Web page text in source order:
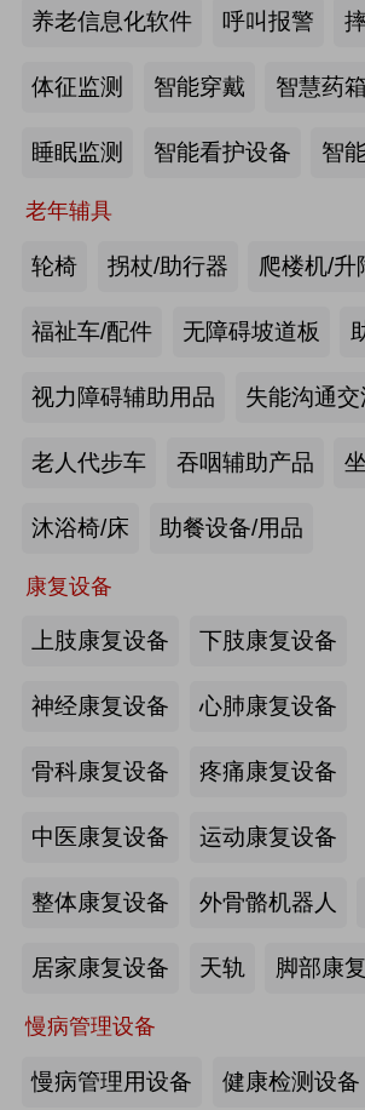
养老信息化软件 呼叫报警
体征监测 智能穿戴 智慧药箱
睡眠监测 智能看护设备 智
老年辅具
轮椅 拐杖/助行器 爬楼机/升
福祉车/配件 无障碍坡道板
视力障碍辅助用品 失能沟通
老人代步车 吞咽辅助产品
沐浴椅/床 助餐设备/用品
康复设备
上肢康复设备 下肢康复设备
神经康复设备 心肺康复设备
骨科康复设备 疼痛康复设备
中医康复设备 运动康复设备
整体康复设备 外骨骼机器人
居家康复设备 天轨 脚部康
慢病管理设备
慢病管理用设备 健康检测设备
施数量已达39.6万个
来源:中国新闻网
展千人老年脑健康
来源:养老福祉圈
焕新银发日常 虹桥
友好社区建设工作
未来医养 · 智建绿
来源:注册会员
海量养老行业资源
【如愿】升降浴室
来源:注册会员
海尔电动轮椅-海尔